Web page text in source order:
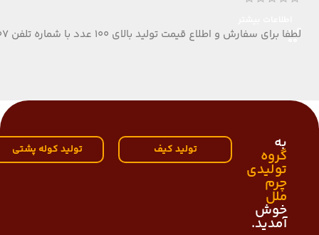
لطفا برای سفارش و اطلاع قیمت تولید بالای 100 عدد با شماره تلفن 09124152407 تماس بگیرید.
به
گروه
تولیدی
چرم
ملل
خوش
آمدید.
تولید کیف تولید کوله پشتی